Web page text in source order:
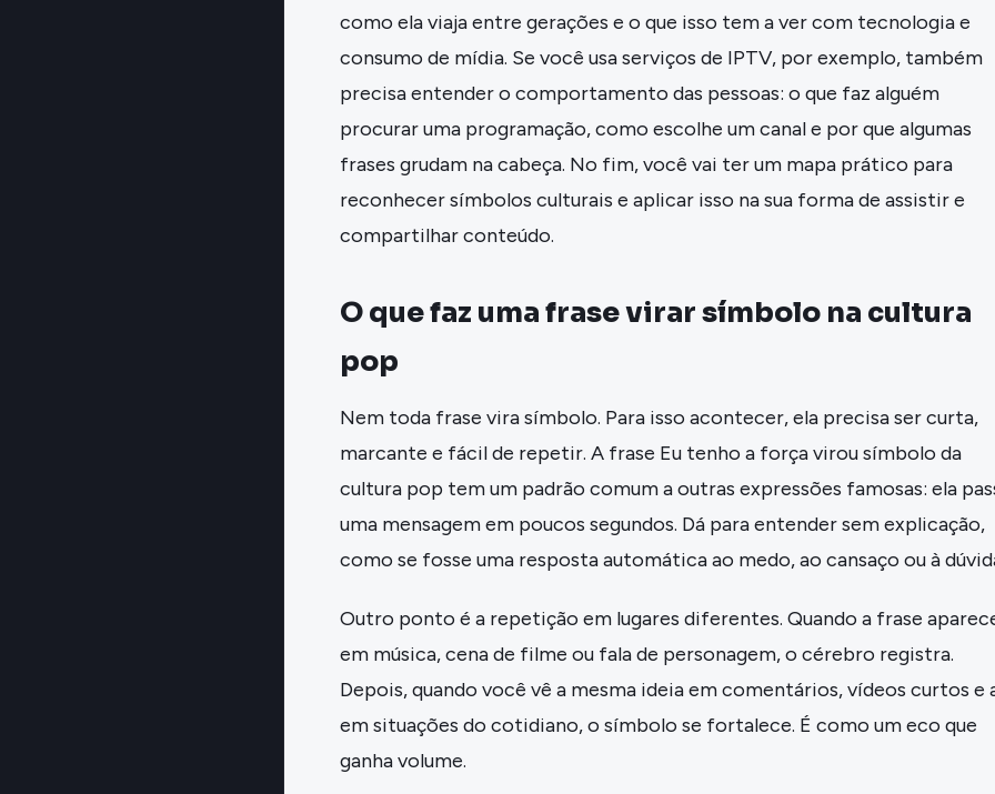
como ela viaja entre gerações e o que isso tem a ver com tecnologia e
consumo de mídia. Se você usa serviços de IPTV, por exemplo, também
precisa entender o comportamento das pessoas: o que faz alguém
procurar uma programação, como escolhe um canal e por que algumas
frases grudam na cabeça. No fim, você vai ter um mapa prático para
reconhecer símbolos culturais e aplicar isso na sua forma de assistir e
compartilhar conteúdo.
O que faz uma frase virar símbolo na cultura
pop
Nem toda frase vira símbolo. Para isso acontecer, ela precisa ser curta,
marcante e fácil de repetir. A frase Eu tenho a força virou símbolo da
cultura pop tem um padrão comum a outras expressões famosas: ela
uma mensagem em poucos segundos. Dá para entender sem explicação,
como se fosse uma resposta automática ao medo, ao cansaço ou à
Outro ponto é a repetição em lugares diferentes. Quando a frase
em música, cena de filme ou fala de personagem, o cérebro registra.
Depois, quando você vê a mesma ideia em comentários, vídeos curtos e
em situações do cotidiano, o símbolo se fortalece. É como um eco que
ganha volume.